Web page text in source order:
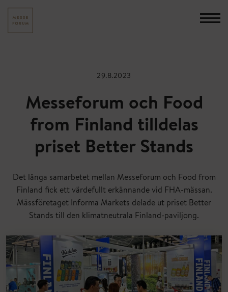
content
29.8.2023
Messeforum och Food
from Finland tilldelas
priset Better Stands
Det långa samarbetet mellan Messeforum och Food from
Finland fick ett värdefullt erkännande vid FHA-mässan.
Mässföretaget Informa Markets delade ut priset Better
Stands till den klimatneutrala Finland-paviljong.